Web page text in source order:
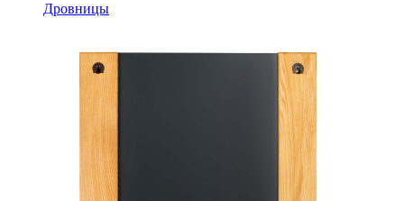
Дровницы